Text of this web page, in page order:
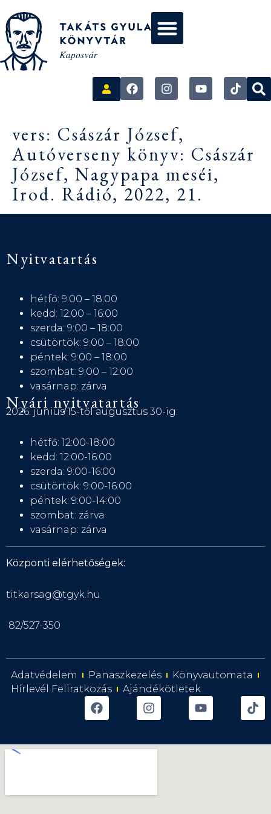
vers: Császár József,
Autóverseny könyv: Császár
József, Nagypapa meséi,
Irod. Rádió, 2022, 21.
Nyitvatartás
hétfő: 9:00 – 18:00
kedd: 12:00 – 16:00
szerda: 9:00 – 18:00
csütörtök: 9:00 – 18:00
péntek: 9:00 – 18:00
szombat: 9:00 – 12:00
vasárnap: zárva
Nyári nyitvatartás
2026. június 15-től augusztus 30-ig:
hétfő: 12:00-18:00
kedd: 12:00-16:00
szerda: 9:00-16:00
csütörtök: 9:00-16:00
péntek: 9:00-14:00
szombat: zárva
vasárnap: zárva
Központi elérhetőségek:
titkarsag@tgyk.hu
82/527-350
Adatvédelem Panaszkezelés
Könyvautomata
Hírlevél Feliratkozás
Ajándékötletek